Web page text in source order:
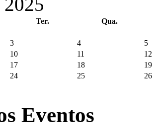
Ter. Qua.
3 4
5
10 11
12
17 18
19
24 25
26
Eventos